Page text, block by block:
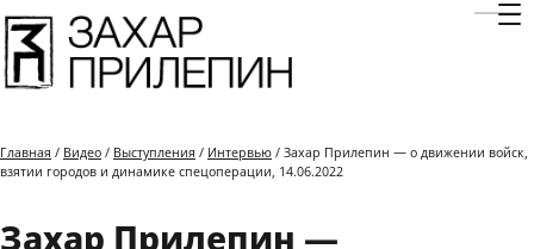
Главная / Видео / Выступления / Интервью / Захар Прилепин — о движении войск,
взятии городов и динамике спецоперации, 14.06.2022
Захар Прилепин —